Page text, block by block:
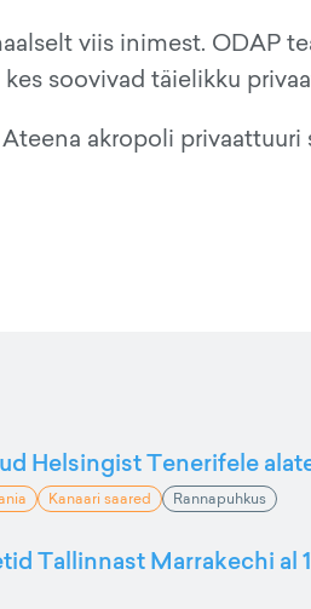
viis inimest. ODAP
soovivad täielikku
akropoli
Helsingist Tenerifele
Kanaari saared Rannapuhkus
Tallinnast Marrakechi al